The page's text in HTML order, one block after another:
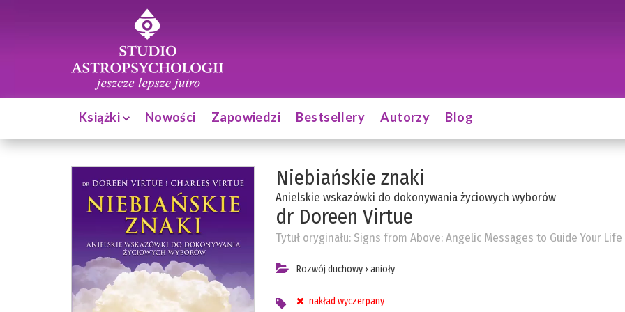
Książki Nowości Zapowiedzi Bestsellery Autorzy Blog
Niebiańskie znaki
Anielskie wskazówki do dokonywania życiowych wyborów
dr Doreen Virtue
Tytuł oryginału: Signs from Above: Angelic Messages to Guide Your Life
Rozwój duchowy› anioły
nakład wyczerpany